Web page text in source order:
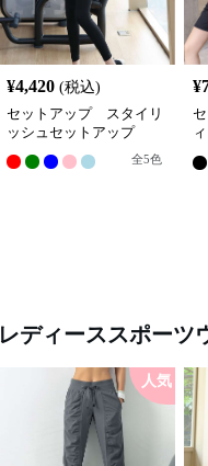
¥4,420 (税込)
セットアップ スタイリ
ッシュセットアップ
全5色
¥
レディーススポーツ
人気